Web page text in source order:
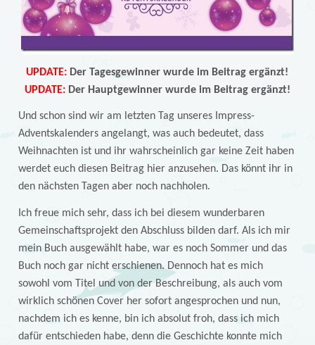
UPDATE: Der Tagesgewinner wurde im Beitrag ergänzt!
UPDATE: Der Hauptgewinner wurde im Beitrag ergänzt!
Und schon sind wir am letzten Tag unseres Impress-
Adventskalenders angelangt, was auch bedeutet, dass
Weihnachten ist und ihr wahrscheinlich gar keine Zeit haben
werdet euch diesen Beitrag hier anzusehen. Das könnt ihr in
den nächsten Tagen aber noch nachholen.
Ich freue mich sehr, dass ich bei diesem wunderbaren
Gemeinschaftsprojekt den Abschluss bilden darf. Als ich mir
mein Buch ausgewählt habe, war es noch Sommer und das
Buch noch gar nicht erschienen. Dennoch hat es mich
sowohl vom Titel und von der Beschreibung, als auch vom
wirklich schönen Cover her sofort angesprochen und nun,
nachdem ich es kenne, bin ich absolut froh, dass ich mich
dafür entschieden habe, denn die Geschichte konnte mich